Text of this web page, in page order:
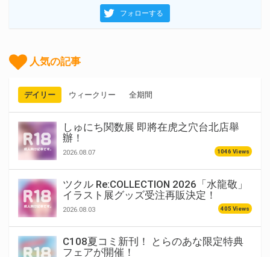
フォローする
人気の記事
デイリー ウィークリー 全期間
しゅにち関数展 即將在虎之穴台北店舉
辦！
2026.08.07 1046 Views
ツクル Re:COLLECTION 2026「水龍敬」
イラスト展グッズ受注再販決定！
2026.08.03 405 Views
C108夏コミ新刊！ とらのあな限定特典
フェアが開催！